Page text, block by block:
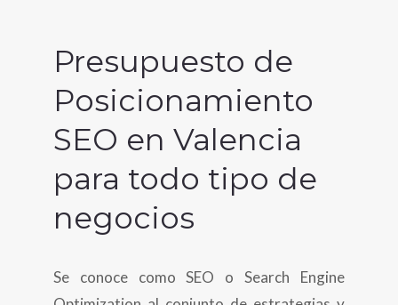
Presupuesto de
Posicionamiento
SEO en Valencia
para todo tipo de
negocios
Se conoce como SEO o Search Engine